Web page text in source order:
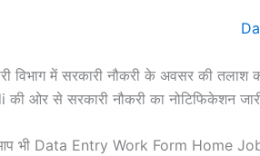
विभाग में सरकारी नौकरी के अवसर की
की ओर से सरकारी नौकरी का नोटिफिकेशन
भी Data Entry Work Form Home Job